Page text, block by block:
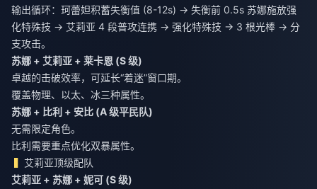
输出循环：珂蕾妲积蓄失衡值 (8-12s) → 失衡前 0.5s 苏娜施放强
化特殊技 → 艾莉亚 4 段普攻连携 → 强化特殊技 → 3 根光棒 → 分
支攻击。
苏娜 + 艾莉亚 + 莱卡恩 (S 级)
卓越的击破效率，可延长“着迷”窗口期。
覆盖物理、以太、冰三种属性。
苏娜 + 比利 + 安比 (A 级平民队)
无需限定角色。
比利需要重点优化双暴属性。
艾莉亚顶级配队
艾莉亚 + 苏娜 + 妮可 (S 级)